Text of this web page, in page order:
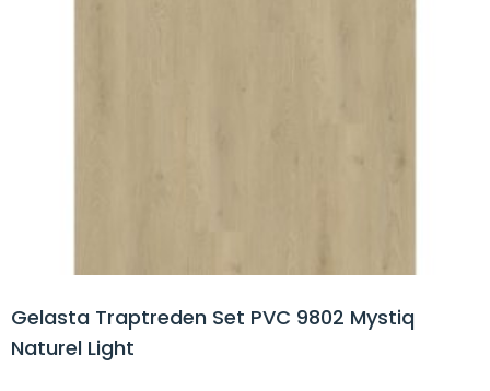
Gelasta Traptreden Set PVC 9802 Mystiq
Naturel Light